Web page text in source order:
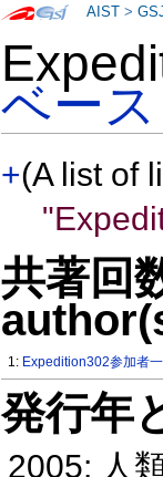
ベース
+(A list of
共著回
1: Expedition302参加者
発行年
2005: 人
AIST >